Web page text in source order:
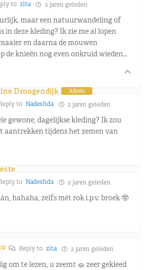
to zita 2 jaren geleden
maar een natuurwandeling of
in deze kleding? Ik zie me al lopen
en daarna de mouwen
de knieën nog even onkruid wieden…
Droogendijk Admin
to Nadeshda 2 jaren geleden
gewone, dagelijkse kleding? Ik zou
aantrekken tijdens het zemen van
to Nadeshda 2 jaren geleden
hahaha, zelfs mét rok i.p.v. broek 🤓
Reply to zita 2 jaren geleden
om te lezen, u zeemt 🧽 zeer gekleed